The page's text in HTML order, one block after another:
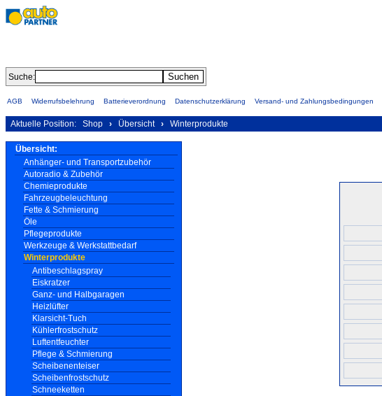
Suche:
AGB Widerrufsbelehrung Batterieverordnung Datenschutzerklärung Versand- und Zahlungsbedingungen
Aktuelle Position: Shop › Übersicht › Winterprodukte
Übersicht:
Anhänger- und Transportzubehör
Autoradio & Zubehör
Chemieprodukte
Fahrzeugbeleuchtung
Fette & Schmierung
Öle
Pflegeprodukte
Werkzeuge & Werkstattbedarf
Winterprodukte
Antibeschlagspray
Eiskratzer
Ganz- und Halbgaragen
Heizlüfter
Klarsicht-Tuch
Kühlerfrostschutz
Luftentfeuchter
Pflege & Schmierung
Scheibenenteiser
Scheibenfrostschutz
Schneeketten